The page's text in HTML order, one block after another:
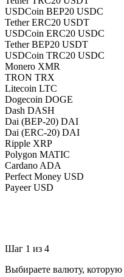
USDCoin BEP20 USDC
Tether ERC20 USDT
USDCoin ERC20 USDC
Tether BEP20 USDT
USDCoin TRC20 USDC
Monero XMR
TRON TRX
Litecoin LTC
Dogecoin DOGE
Dash DASH
Dai (BEP-20) DAI
Dai (ERC-20) DAI
Ripple XRP
Polygon MATIC
Cardano ADA
Perfect Money USD
Payeer USD
Шаг 1 из 4
Выбираете валюту, которую